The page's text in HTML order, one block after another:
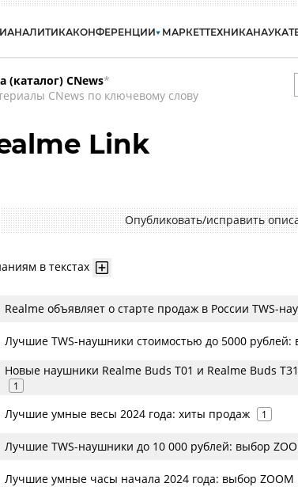
АНАЛИТИКАКОНФЕРЕНЦИИ МАРКЕТТЕХНИКАНАУКА
(каталог) CNews*
CNews по ключевому слову
Link
Опубликовать/исправить
в текстах
Realme объявляет о старте продаж в России TWS-
Лучшие TWS-наушники стоимостью до 5000 рублей:
Новые наушники Realme Buds T01 и Realme Buds
1
Лучшие умные весы 2024 года: хиты продаж 1
Лучшие TWS-наушники до 10 000 рублей: выбор
Лучшие умные часы начала 2024 года: выбор ZOOM